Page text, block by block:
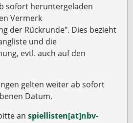
sofort heruntergeladen
Vermerk
der Rückrunde". Dies bezieht
und die
evtl. auch auf den
gelten weiter ab sofort
Datum.
an spiellisten[at]nbv-